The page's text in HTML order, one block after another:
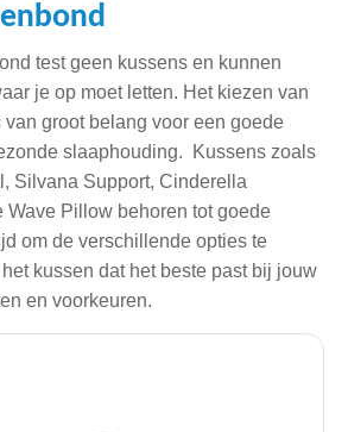
test geen kussens en kunnen
je op moet letten. Het kiezen van
van groot belang voor een goede
slaaphouding. Kussens zoals
Silvana Support, Cinderella
Wave Pillow behoren tot goede
om de verschillende opties te
kussen dat het beste past bij jouw
en voorkeuren.